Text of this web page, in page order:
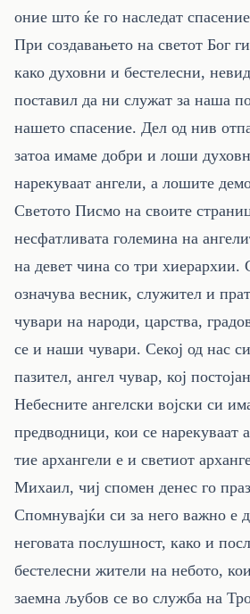
оние што ќе го наследат
При создавањето на светот Бог
како духовни и бестелесни,
поставил да ни служат за наша
нашето спасение. Дел од нив
затоа имаме добри и лоши
нарекуваат ангели, а лошите
Светото Писмо на своите
несфатливата големина на
на девет чина со три хиерархии.
означува весник, служител и
чувари на народи, царства,
се и наши чувари. Секој од нас
пазител, ангел чувар, кој
Небесните ангелски војски си
предводници, кои се нарекуваат
тие архангели е и светиот
Михаил, чиј спомен денес го
Спомнувајќи си за него важно е
неговата послушност, како и
бестелесни жители на небото,
заемна љубов се во служба на